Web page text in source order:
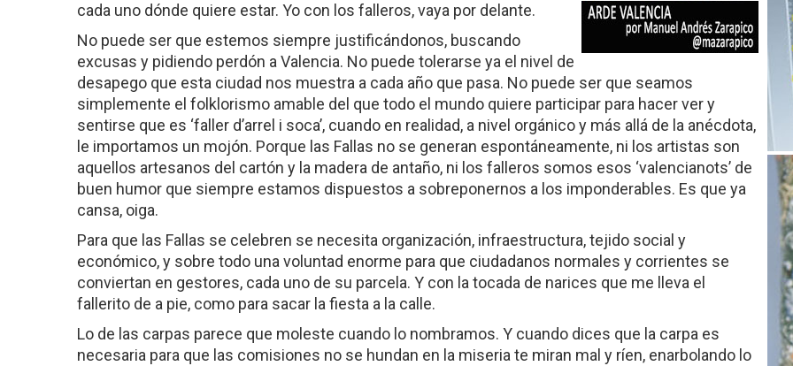
cada uno dónde quiere estar. Yo con los falleros, vaya por delante.
No puede ser que estemos siempre justificándonos, buscando
excusas y pidiendo perdón a Valencia. No puede tolerarse ya el nivel de
desapego que esta ciudad nos muestra a cada año que pasa. No puede ser que seamos
simplemente el folklorismo amable del que todo el mundo quiere participar para hacer ver y
sentirse que es ‘faller d’arrel i soca’, cuando en realidad, a nivel orgánico y más allá de la anécdota,
le importamos un mojón. Porque las Fallas no se generan espontáneamente, ni los artistas son
aquellos artesanos del cartón y la madera de antaño, ni los falleros somos esos ‘valencianots’ de
buen humor que siempre estamos dispuestos a sobreponernos a los imponderables. Es que ya
cansa, oiga.
Para que las Fallas se celebren se necesita organización, infraestructura, tejido social y
económico, y sobre todo una voluntad enorme para que ciudadanos normales y corrientes se
conviertan en gestores, cada uno de su parcela. Y con la tocada de narices que me lleva el
fallerito de a pie, como para sacar la fiesta a la calle.
Lo de las carpas parece que moleste cuando lo nombramos. Y cuando dices que la carpa es
necesaria para que las comisiones no se hundan en la miseria te miran mal y ríen, enarbolando lo